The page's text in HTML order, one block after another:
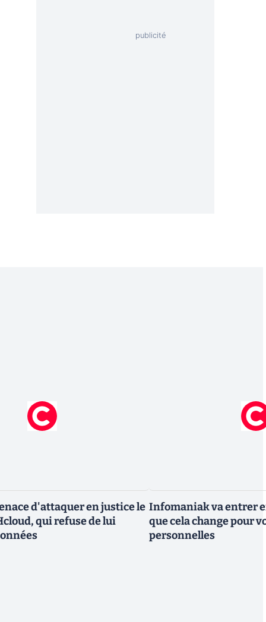
d'attaquer en justice le
qui refuse de lui
Infomaniak va entrer
que cela change pour
personnelles